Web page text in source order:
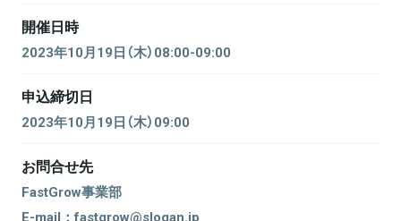
開催日時
2023年10月19日（木）08:00-09:00
申込締切日
2023年10月19日（木）09:00
お問合せ先
FastGrow事業部
E-mail：fastgrow@slogan.jp